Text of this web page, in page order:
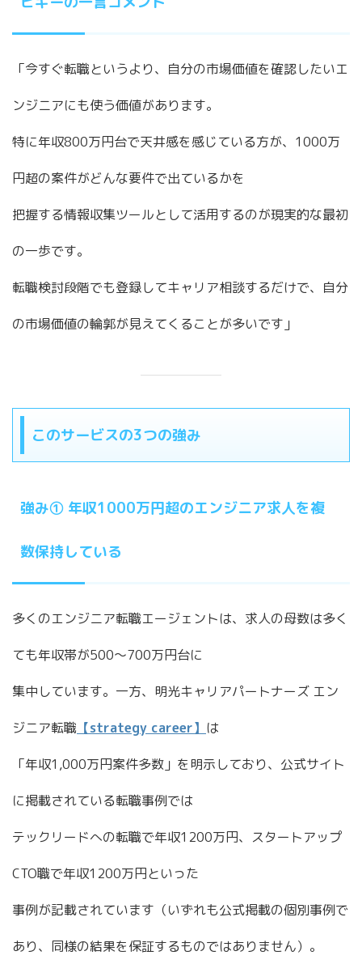
「今すぐ転職というより、自分の市場価値を確認したいエ
ンジニアにも使う価値があります。
特に年収800万円台で天井感を感じている方が、1000万
円超の案件がどんな要件で出ているかを
把握する情報収集ツールとして活用するのが現実的な最初
の一歩です。
転職検討段階でも登録してキャリア相談するだけで、自分
の市場価値の輪郭が見えてくることが多いです」
このサービスの3つの強み
強み① 年収1000万円超のエンジニア求人を複
数保持している
多くのエンジニア転職エージェントは、求人の母数は多く
ても年収帯が500〜700万円台に
集中しています。一方、明光キャリアパートナーズ エン
ジニア転職 【strategy career】 は
「年収1,000万円案件多数」を明示しており、公式サイト
に掲載されている転職事例では
テックリードへの転職で年収1200万円、スタートアップ
CTO職で年収1200万円といった
事例が記載されています（いずれも公式掲載の個別事例で
あり、同様の結果を保証するものではありません）。